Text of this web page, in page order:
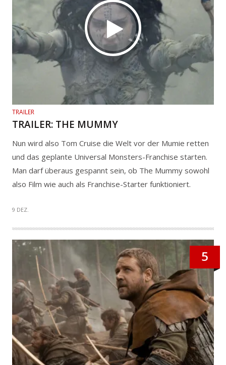
TRAILER
TRAILER: THE MUMMY
Nun wird also Tom Cruise die Welt vor der Mumie retten
und das geplante Universal Monsters-Franchise starten.
Man darf überaus gespannt sein, ob The Mummy sowohl
also Film wie auch als Franchise-Starter funktioniert.
9 DEZ.
5